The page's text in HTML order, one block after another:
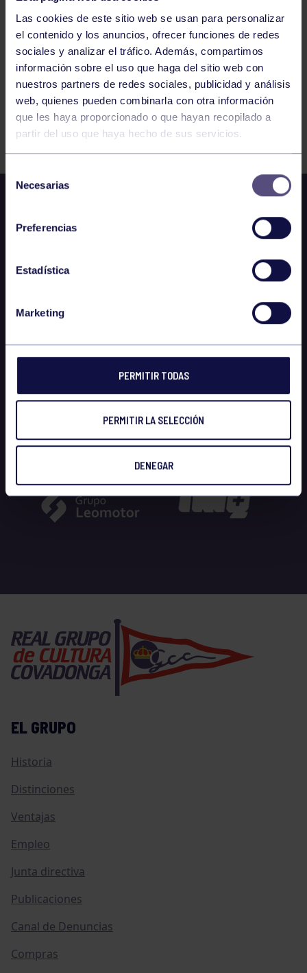
Las cookies de este sitio web se usan para personalizar
el contenido y los anuncios, ofrecer funciones de redes
sociales y analizar el tráfico. Además, compartimos
información sobre el uso que haga del sitio web con
nuestros partners de redes sociales, publicidad y análisis
web, quienes pueden combinarla con otra información
que les haya proporcionado o que hayan recopilado a
partir del uso que haya hecho de sus servicios.
Selección
Necesarias
Preferencias
Estadística
Marketing
PERMITIR TODAS
PERMITIR LA SELECCIÓN
DENEGAR
EL GRUPO
Historia
Distinciones
Ventajas
Empleo
Junta directiva
Publicaciones
Canal de Denuncias
Compras